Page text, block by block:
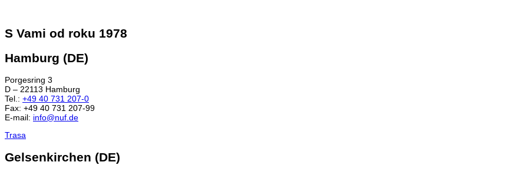
S Vami od roku 1978
Hamburg (DE)
Porgesring 3
D – 22113 Hamburg
Tel.: +49 40 731 207-0
Fax: +49 40 731 207-99
E-mail: info@nuf.de
Trasa
Gelsenkirchen (DE)